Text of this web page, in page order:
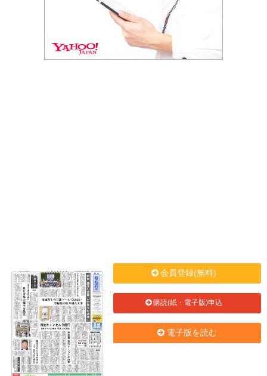
会員登録(無料)
購読(紙・電子版)申込
電子版を読む